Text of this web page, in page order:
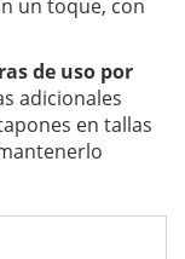
un toque, con
de uso por
adicionales
en tallas